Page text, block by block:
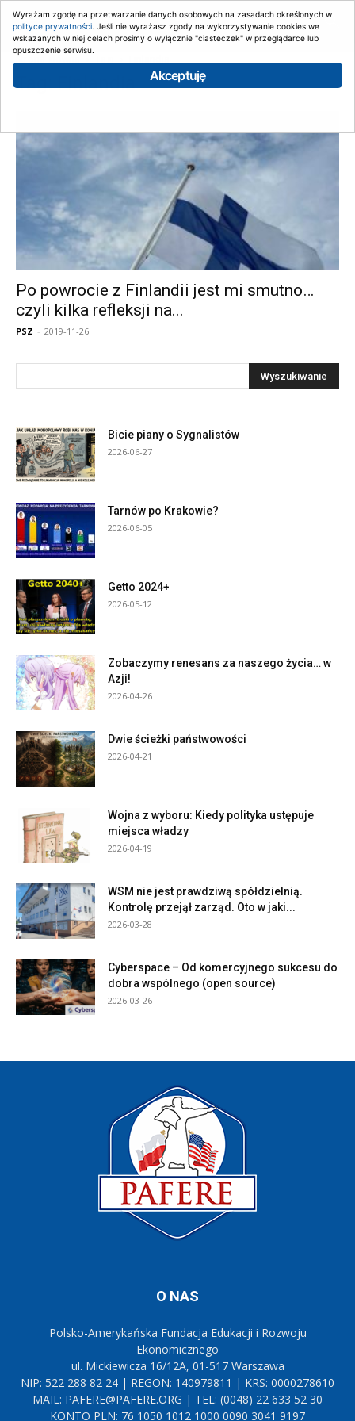
Strona główna
Tag: Finlandia
Po powrocie z Finlandii jest mi smutno…
czyli kilka refleksji na...
PSZ - 2019-11-26
Bicie piany o Sygnalistów
2026-06-27
Tarnów po Krakowie?
2026-06-05
Getto 2024+
2026-05-12
Zobaczymy renesans za naszego życia… w
Azji!
2026-04-26
Dwie ścieżki państwowości
2026-04-21
Wojna z wyboru: Kiedy polityka ustępuje
miejsca władzy
2026-04-19
WSM nie jest prawdziwą spółdzielnią.
Kontrolę przejął zarząd. Oto w jaki...
2026-03-28
Cyberspace – Od komercyjnego sukcesu do
dobra wspólnego (open source)
2026-03-26
O NAS
Polsko-Amerykańska Fundacja Edukacji i Rozwoju
Ekonomicznego
ul. Mickiewicza 16/12A, 01-517 Warszawa
NIP: 522 288 82 24 | REGON: 140979811 | KRS: 0000278610
MAIL: PAFERE@PAFERE.ORG | TEL: (0048) 22 633 52 30
KONTO PLN: 76 1050 1012 1000 0090 3041 9197
Wyrażam zgodę na przetwarzanie danych osobowych na zasadach określonych w
polityce prywatności. Jeśli nie wyrażasz zgody na wykorzystywanie cookies we
wskazanych w niej celach prosimy o wyłącznie "ciasteczek" w przeglądarce lub
opuszczenie serwisu.
Akceptuję